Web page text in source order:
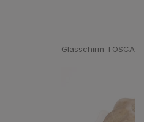
Glasschirm TOSCA